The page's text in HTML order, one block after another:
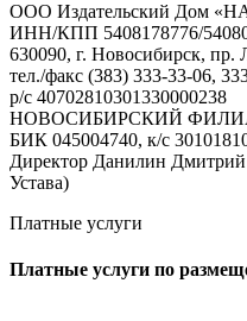
ООО Издательский Дом
ИНН/КПП 5408178776/
630090, г. Новосибирск, пр.
тел./факс (383) 333-33-06,
р/с 40702810301330000238
НОВОСИБИРСКИЙ
БИК 045004740, к/с
Директор Данилин
Устава)
Платные услуги
Платные услуги по